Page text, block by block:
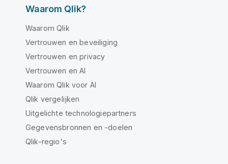
Waarom Qlik?
Waarom Qlik
Vertrouwen en beveiliging
Vertrouwen en privacy
Vertrouwen en AI
Waarom Qlik voor AI
Qlik vergelijken
Uitgelichte technologiepartners
Gegevensbronnen en -doelen
Qlik-regio's